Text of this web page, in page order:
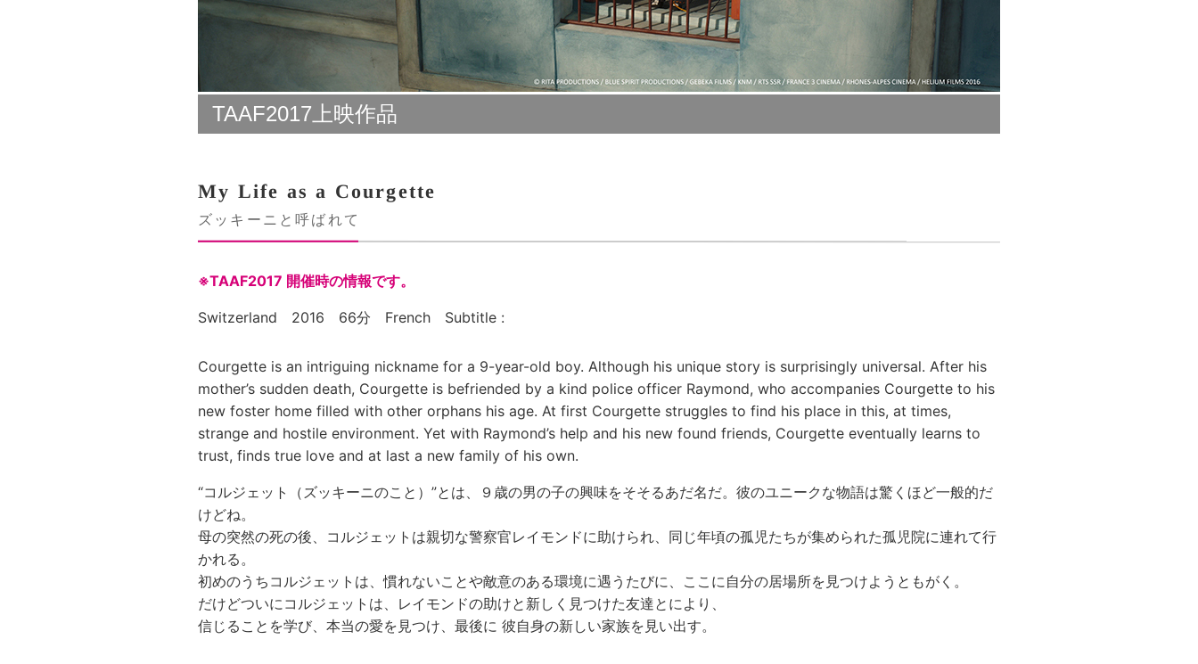
TAAF2017上映作品
My Life as a Courgette
ズッキーニと呼ばれて
※TAAF2017 開催時の情報です。
Switzerland 2016 66分 French Subtitle :
Courgette is an intriguing nickname for a 9-year-old boy. Although his unique story is surprisingly universal. After his
mother’s sudden death, Courgette is befriended by a kind police officer Raymond, who accompanies Courgette to his
new foster home filled with other orphans his age. At first Courgette struggles to find his place in this, at times,
strange and hostile environment. Yet with Raymond’s help and his new found friends, Courgette eventually learns to
trust, finds true love and at last a new family of his own.
“コルジェット（ズッキーニのこと）”とは、９歳の男の子の興味をそそるあだ名だ。彼のユニークな物語は驚くほど一般的だ
けどね。
母の突然の死の後、コルジェットは親切な警察官レイモンドに助けられ、同じ年頃の孤児たちが集められた孤児院に連れて行
かれる。
初めのうちコルジェットは、慣れないことや敵意のある環境に遇うたびに、ここに自分の居場所を見つけようともがく。
だけどついにコルジェットは、レイモンドの助けと新しく見つけた友達とにより、
信じることを学び、本当の愛を見つけ、最後に 彼自身の新しい家族を見い出す。